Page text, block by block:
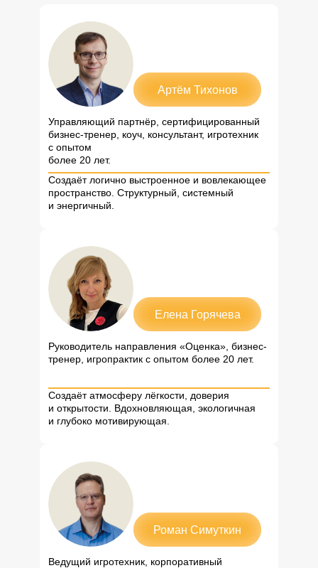
Артём Тихонов
Управляющий партнёр, сертифицированный
бизнес-тренер, коуч, консультант, игротехник
с опытом
более 20 лет.
Создаёт логично выстроенное и вовлекающее
пространство. Структурный, системный
и энергичный.
Елена Горячева
Руководитель направления «Оценка», бизнес-
тренер, игропрактик с опытом более 20 лет.
Создаёт атмосферу лёгкости, доверия
и открытости. Вдохновляющая, экологичная
и глубоко мотивирующая.
Роман Симуткин
Ведущий игротехник, корпоративный